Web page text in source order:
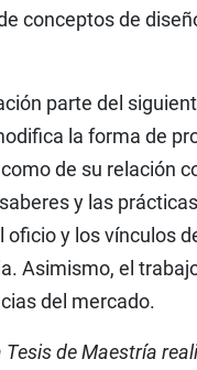
conceptos de
parte del
la forma de
de su relación
y las
y los vínculos
Asimismo, el
del mercado.
de Maestría